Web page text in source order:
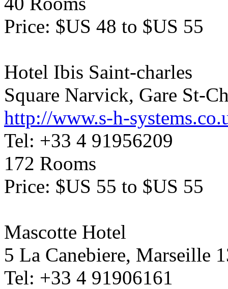
Price: $US 48 to $US 55
Hotel Ibis Saint-charles
Square Narvick, Gare St-
http://www.s-h-
Tel: +33 4 91956209
172 Rooms
Price: $US 55 to $US 55
Mascotte Hotel
5 La Canebiere, Marseille
Tel: +33 4 91906161